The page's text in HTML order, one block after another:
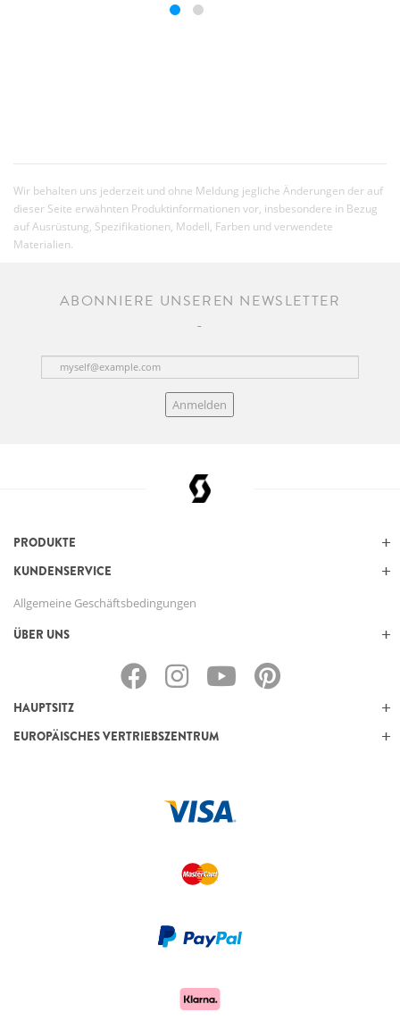
Wir behalten uns jederzeit und ohne Meldung jegliche Änderungen der auf
dieser Seite erwähnten Produktinformationen vor, insbesondere in Bezug
auf Ausrüstung, Spezifikationen, Modell, Farben und verwendete
Materialien.
ABONNIERE UNSEREN NEWSLETTER
Anmelden
PRODUKTE
KUNDENSERVICE
Allgemeine Geschäftsbedingungen
ÜBER UNS
HAUPTSITZ
EUROPÄISCHES VERTRIEBSZENTRUM